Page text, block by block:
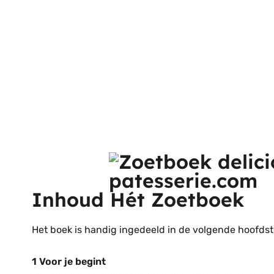
Inhoud Hét Zoetboek
Het boek is handig ingedeeld in de volgende
1 Voor je begint